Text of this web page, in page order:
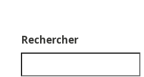
Rechercher